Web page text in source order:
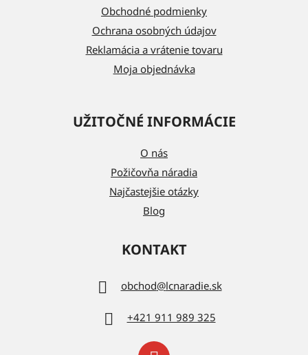
Obchodné podmienky
Ochrana osobných údajov
Reklamácia a vrátenie tovaru
Moja objednávka
UŽITOČNÉ INFORMÁCIE
O nás
Požičovňa náradia
Najčastejšie otázky
Blog
KONTAKT
obchod@lcnaradie.sk
+421 911 989 325